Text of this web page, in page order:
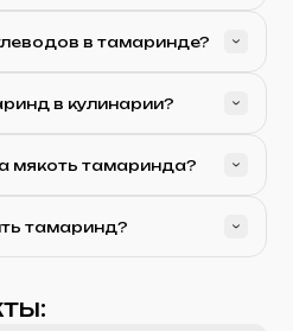
в тамаринде?
в кулинарии?
мякоть тамаринда?
тамаринд?